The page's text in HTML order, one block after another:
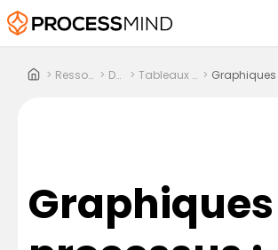
> Ressources > Docs > Tableaux De Bord >